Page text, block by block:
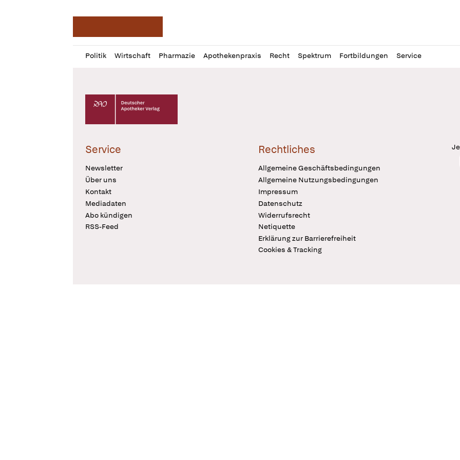
Politik Wirtschaft Pharmazie Apothekenpraxis Recht Spektrum Fortbildungen Service
Profil
öffnen
Daz
Pur
Deutscher Apotheker Verlag Logo
Service
Newsletter
Über uns
Kontakt
Mediadaten
Abo kündigen
RSS-Feed
Rechtliches
Allgemeine Geschäftsbedingungen
Allgemeine Nutzungsbedingungen
Impressum
Datenschutz
Widerrufsrecht
Netiquette
Erklärung zur Barrierefreiheit
Cookies & Tracking